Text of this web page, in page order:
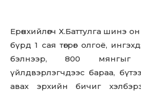
Ерөнхийлөгч Х.Баттулга шинэ
бүрд 1 сая төгрөг олгоё,
бэлнээр, 800
үйлдвэрлэгчдээс бараа,
авах эрхийн бичиг